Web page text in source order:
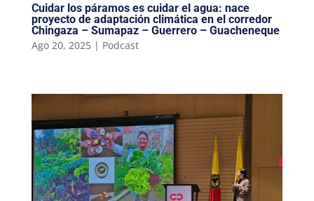
Cuidar los páramos es cuidar el agua: nace
proyecto de adaptación climática en el corredor
Chingaza – Sumapaz – Guerrero – Guacheneque
Ago 20, 2025| Podcast